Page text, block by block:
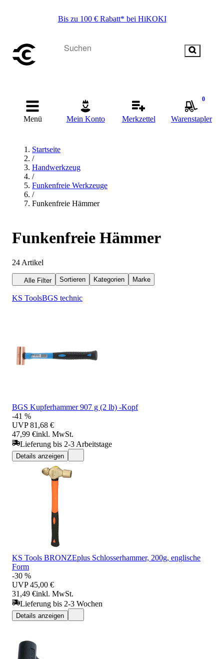
Bis zu 100 € Rabatt* bei HiKOKI
Menü Mein Konto Merkzettel
0
Warenstapler
Startseite
/
Handwerkzeug
/
Funkenfreie Werkzeuge
/
Funkenfreie Hämmer
Funkenfreie Hämmer
24 Artikel
Alle Filter Sortieren Kategorien Marke
KS ToolsBGS technic
BGS Kupferhammer 907 g (2 lb) -Kopf
-41 %
UVP 81,68 €
47,99 €inkl. MwSt.
Lieferung bis 2-3 Arbeitstage
Details anzeigen
KS Tools BRONZEplus Schlosserhammer, 200g, englische
Form
-30 %
UVP 45,00 €
31,49 €inkl. MwSt.
Lieferung bis 2-3 Wochen
Details anzeigen